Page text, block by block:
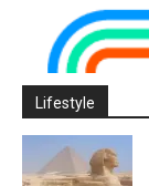
Lifestyle